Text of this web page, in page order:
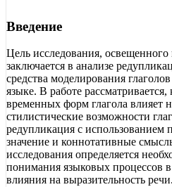
Введение
Цель исследования,
заключается в анализе
средства моделирования
языке. В работе
временных форм глагола влияет
стилистические возможности
редупликация с использованием
значение и коннотативные
исследования определяется
понимания языковых процессов
влияния на выразительность речи.